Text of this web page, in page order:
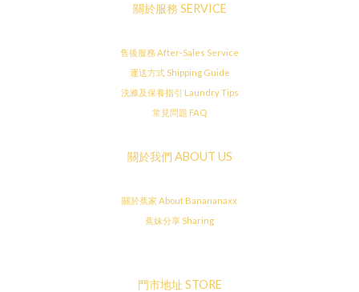
關於服務 SERVICE
售後服務 After-Sales Service
運送方式 Shipping Guide
洗滌及保養指引 Laundry Tips
常見問題 FAQ
關於我們 ABOUT US
關於蕉家 About Banananaxx
蕉妹分享 Sharing
門市地址 STORE